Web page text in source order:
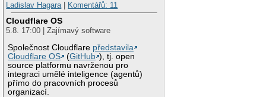
Ladislav Hagara| Komentářů: 11
Cloudflare OS
5.8. 17:00 | Zajímavý software
Společnost Cloudflare představila
Cloudflare OS
(GitHub ), tj. open
source platformu navrženou pro
integraci umělé inteligence (agentů)
přímo do pracovních procesů
organizací.